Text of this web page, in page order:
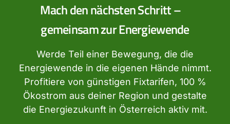
Mach den nächsten Schritt –
gemeinsam zur Energiewende
Werde Teil einer Bewegung, die die
Energiewende in die eigenen Hände nimmt.
Profitiere von günstigen Fixtarifen, 100 %
Ökostrom aus deiner Region und gestalte
die Energiezukunft in Österreich aktiv mit.